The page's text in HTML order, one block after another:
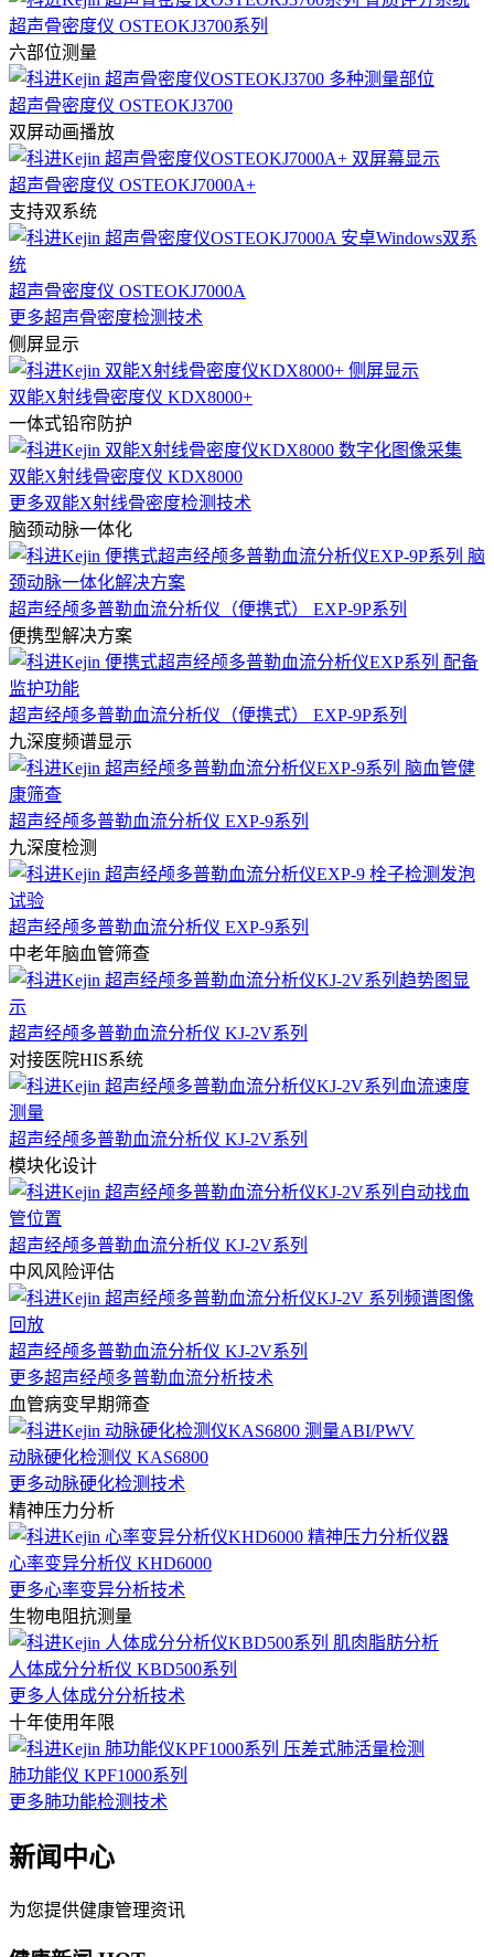
超声骨密度仪 OSTEOKJ3700系列
六部位测量
超声骨密度仪 OSTEOKJ3700
双屏动画播放
超声骨密度仪 OSTEOKJ7000A+
支持双系统
超声骨密度仪 OSTEOKJ7000A
更多超声骨密度检测技术
侧屏显示
双能X射线骨密度仪 KDX8000+
一体式铅帘防护
双能X射线骨密度仪 KDX8000
更多双能X射线骨密度检测技术
脑颈动脉一体化
超声经颅多普勒血流分析仪（便携式） EXP-9P系列
便携型解决方案
超声经颅多普勒血流分析仪（便携式） EXP-9P系列
九深度频谱显示
超声经颅多普勒血流分析仪 EXP-9系列
九深度检测
超声经颅多普勒血流分析仪 EXP-9系列
中老年脑血管筛查
超声经颅多普勒血流分析仪 KJ-2V系列
对接医院HIS系统
超声经颅多普勒血流分析仪 KJ-2V系列
模块化设计
超声经颅多普勒血流分析仪 KJ-2V系列
中风风险评估
超声经颅多普勒血流分析仪 KJ-2V系列
更多超声经颅多普勒血流分析技术
血管病变早期筛查
动脉硬化检测仪 KAS6800
更多动脉硬化检测技术
精神压力分析
心率变异分析仪 KHD6000
更多心率变异分析技术
生物电阻抗测量
人体成分分析仪 KBD500系列
更多人体成分分析技术
十年使用年限
肺功能仪 KPF1000系列
更多肺功能检测技术
新闻中心
为您提供健康管理资讯